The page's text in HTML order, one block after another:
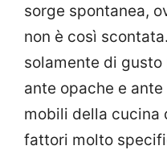
sorge spontanea,
non è così
solamente di
ante opache e
mobili della cucina
fattori molto